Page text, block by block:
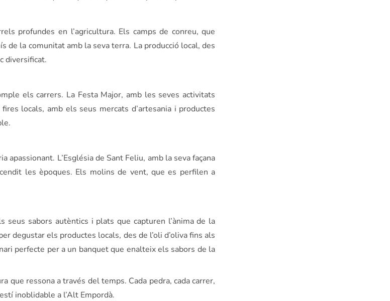
profundes en l’agricultura. Els camps de conreu, que
de la comunitat amb la seva terra. La producció local, des
diversificat.
els carrers. La Festa Major, amb les seves activitats
locals, amb els seus mercats d’artesania i productes
L’Església de Sant Feliu, amb la seva façana
les èpoques. Els molins de vent, que es perfilen a
sabors autèntics i plats que capturen l’ànima de la
degustar els productes locals, des de l’oli d’oliva fins als
perfecte per a un banquet que enalteix els sabors de la
que ressona a través del temps. Cada pedra, cada carrer,
inoblidable a l’Alt Empordà.